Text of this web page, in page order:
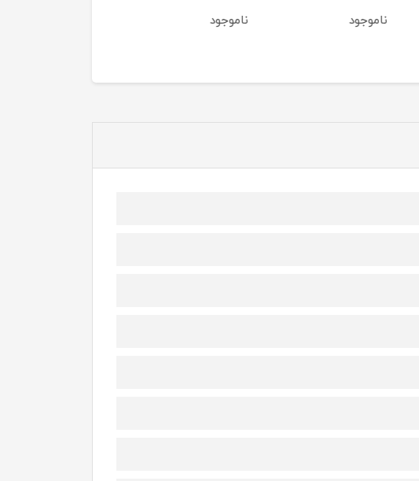
ناموجود ناموجود